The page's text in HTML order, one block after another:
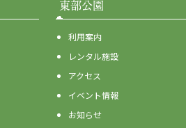
東部公園
利用案内
レンタル施設
アクセス
イベント情報
お知らせ